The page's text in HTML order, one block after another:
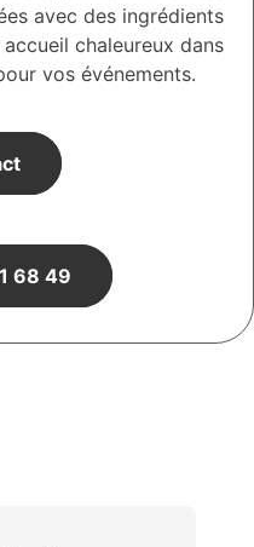
avec des ingrédients
chaleureux dans
vos événements.
68 49